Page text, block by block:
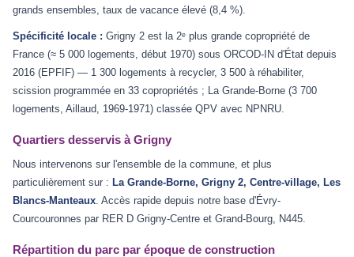
grands ensembles, taux de vacance élevé (8,4 %).
Spécificité locale : Grigny 2 est la 2ᵉ plus grande copropriété de
France (≈ 5 000 logements, début 1970) sous ORCOD-IN d'État depuis
2016 (EPFIF) — 1 300 logements à recycler, 3 500 à réhabiliter,
scission programmée en 33 copropriétés ; La Grande-Borne (3 700
logements, Aillaud, 1969-1971) classée QPV avec NPNRU.
Quartiers desservis à Grigny
Nous intervenons sur l'ensemble de la commune, et plus
particulièrement sur : La Grande-Borne, Grigny 2, Centre-village, Les
Blancs-Manteaux. Accès rapide depuis notre base d'Évry-
Courcouronnes par RER D Grigny-Centre et Grand-Bourg, N445.
Répartition du parc par époque de construction